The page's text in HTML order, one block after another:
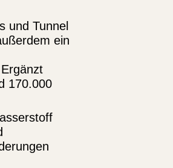
und Tunnel
ein
170.000